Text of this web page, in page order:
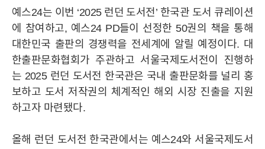
IR 공시정보 주가정보 IR자료실 IR공지사항
MEDIA
예스24는 이번 ‘2025 런던 도서전’ 한국관 도서 큐레이션
에 참여하고, 예스24 PD들이 선정한 50권의 책을 통해
대한민국 출판의 경쟁력을 전세계에 알릴 예정이다. 대
한출판문화협회가 주관하고 서울국제도서전이 진행하
는 2025 런던 도서전 한국관은 국내 출판문화를 널리 홍
보하고 도서 저작권의 체계적인 해외 시장 진출을 지원
하고자 마련됐다.
올해 런던 도서전 한국관에서는 예스24와 서울국제도서